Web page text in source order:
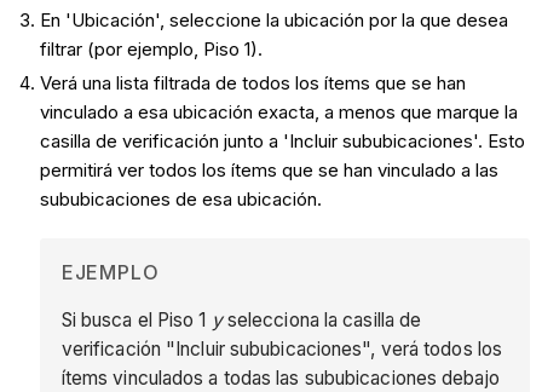
En 'Ubicación', seleccione la ubicación por la que desea
filtrar (por ejemplo, Piso 1).
Verá una lista filtrada de todos los ítems que se han
vinculado a esa ubicación exacta, a menos que marque la
casilla de verificación junto a 'Incluir sububicaciones'. Esto
permitirá ver todos los ítems que se han vinculado a las
sububicaciones de esa ubicación.
EJEMPLO
Si busca el Piso 1 yselecciona la casilla de
verificación "Incluir sububicaciones", verá todos los
ítems vinculados a todas las sububicaciones debajo